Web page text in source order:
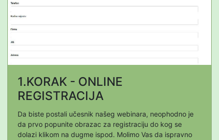
1.KORAK - ONLINE
REGISTRACIJA
Da biste postali učesnik našeg webinara, neophodno je
da prvo popunite obrazac za registraciju do kog se
dolazi klikom na dugme ispod. Molimo Vas da ispravno